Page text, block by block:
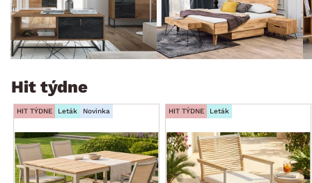
Hit týdne
HIT TÝDNE Leták Novinka HIT TÝDNE Leták